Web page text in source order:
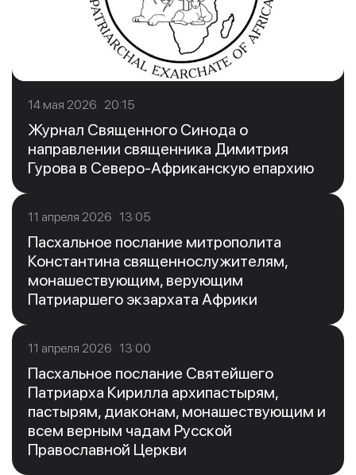
14 мая 2026 20:15
Журнал Священного Синода о
направлении священника Димитрия
Гурова в Северо-Африканскую епархию
11 апреля 2026 13:05
Пасхальное послание митрополита
Константина священнослужителям,
монашествующим, верующим
Патриаршего экзархата Африки
11 апреля 2026 13:00
Пасхальное послание Святейшего
Патриарха Кирилла архипастырям,
пастырям, диаконам, монашествующим и
всем верным чадам Русской
Православной Церкви